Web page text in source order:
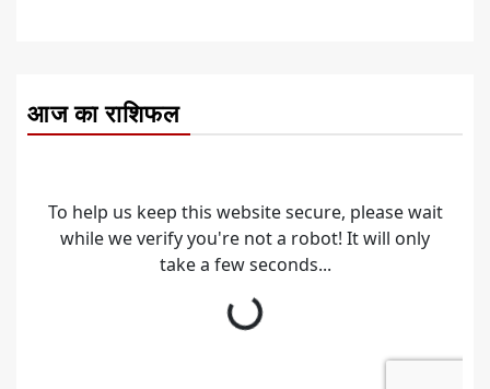
आज का राशिफल